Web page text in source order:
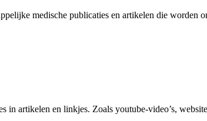
medische publicaties en artikelen die
artikelen en linkjes. Zoals youtube-video’s,